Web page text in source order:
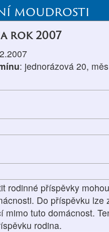
moudrosti
rok 2007
: jednorázová 20,
rodinné příspěvky
Do příspěvku lze
mimo tuto domácnost.
rodina.